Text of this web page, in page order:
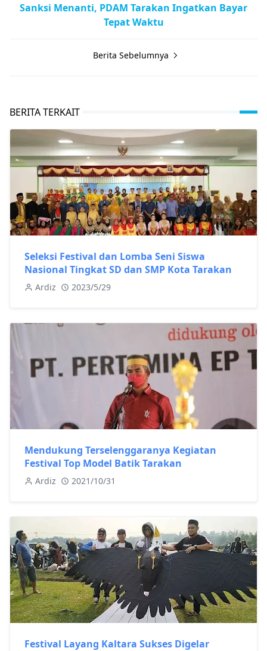
Sanksi Menanti, PDAM Tarakan Ingatkan Bayar
Tepat Waktu
Berita Sebelumnya
BERITA TERKAIT
Seleksi Festival dan Lomba Seni Siswa
Nasional Tingkat SD dan SMP Kota Tarakan
Ardiz 2023/5/29
Mendukung Terselenggaranya Kegiatan
Festival Top Model Batik Tarakan
Ardiz 2021/10/31
Festival Layang Kaltara Sukses Digelar